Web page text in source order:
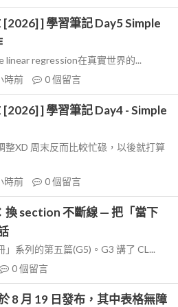
] 學習筆記 Day5 Simple
linear regression在真實世界的...
時前 0個留言
] 學習筆記 Day4 - Simple
整XD 周末反而比較忙碌，以後就打算
時前 0個留言
換 section 不斷線 — 把「當下
系列的第五篇(G5)。G3 講了 CL...
0個留言
8 月 19 日發布，其中表格無障